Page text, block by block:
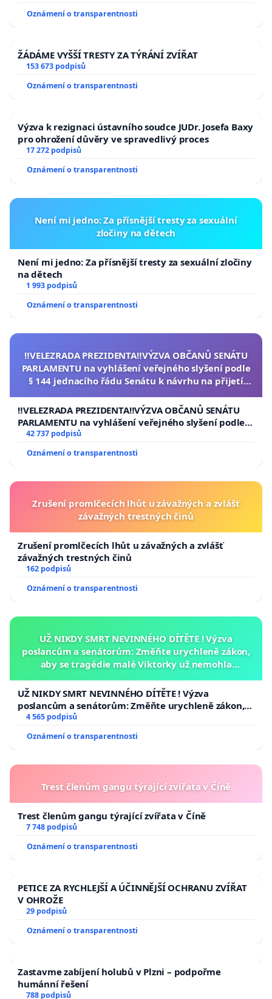
Oznámení o transparentnosti
ŽÁDÁME VYŠŠÍ TRESTY ZA TÝRÁNÍ ZVÍŘAT
153 673 podpisů
Oznámení o transparentnosti
Výzva k rezignaci ústavního soudce JUDr. Josefa Baxy
pro ohrožení důvěry ve spravedlivý proces
17 272 podpisů
Oznámení o transparentnosti
Není mi jedno: Za přísnější tresty za sexuální
zločiny na dětech
Není mi jedno: Za přísnější tresty za sexuální zločiny
na dětech
1 993 podpisů
Oznámení o transparentnosti
‼️VELEZRADA PREZIDENTA‼️VÝZVA OBČANŮ SENÁTU
PARLAMENTU na vyhlášení veřejného slyšení podle
§ 144 jednacího řádu Senátu k návrhu na přijetí
republiky
‼️VELEZRADA PREZIDENTA‼️VÝZVA OBČANŮ SENÁTU
PARLAMENTU na vyhlášení veřejného slyšení podle §
144 jednacího řádu Senátu k návrhu na přijetí
republiky
42 737 podpisů
Oznámení o transparentnosti
Zrušení promlčecích lhůt u závažných a zvlášť
závažných trestných činů
Zrušení promlčecích lhůt u závažných a zvlášť
závažných trestných činů
162 podpisů
Oznámení o transparentnosti
UŽ NIKDY SMRT NEVINNÉHO DÍTĚTE ! Výzva
poslancům a senátorům: Změňte urychleně zákon,
aby se tragédie malé Viktorky už nemohla
UŽ NIKDY SMRT NEVINNÉHO DÍTĚTE ! Výzva
poslancům a senátorům: Změňte urychleně zákon,
aby se tragédie malé Viktorky už nemohla opakovat!
4 565 podpisů
Oznámení o transparentnosti
Trest členům gangu týrající zvířata v Číně
Trest členům gangu týrající zvířata v Číně
7 748 podpisů
Oznámení o transparentnosti
PETICE ZA RYCHLEJŠÍ A ÚČINNĚJŠÍ OCHRANU ZVÍŘAT
V OHROŽE
29 podpisů
Oznámení o transparentnosti
Zastavme zabíjení holubů v Plzni – podpořme
humánní řešení
788 podpisů